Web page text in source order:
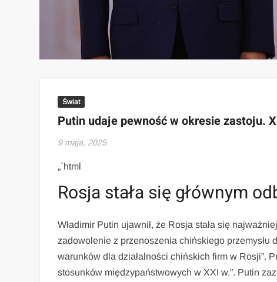
Świat
Putin udaje pewność w okresie zastoju.
9 maja, 2025
„`html
Rosja stała się głównym
Władimir Putin ujawnił, że Rosja stała się
zadowolenie z przenoszenia chińskiego przemysłu
warunków dla działalności chińskich firm w Rosji”.
stosunków międzypaństwowych w XXI w.”. Putin